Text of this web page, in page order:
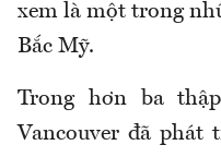
xem là một trong
Bắc Mỹ.
Trong hơn ba
Vancouver đã phát